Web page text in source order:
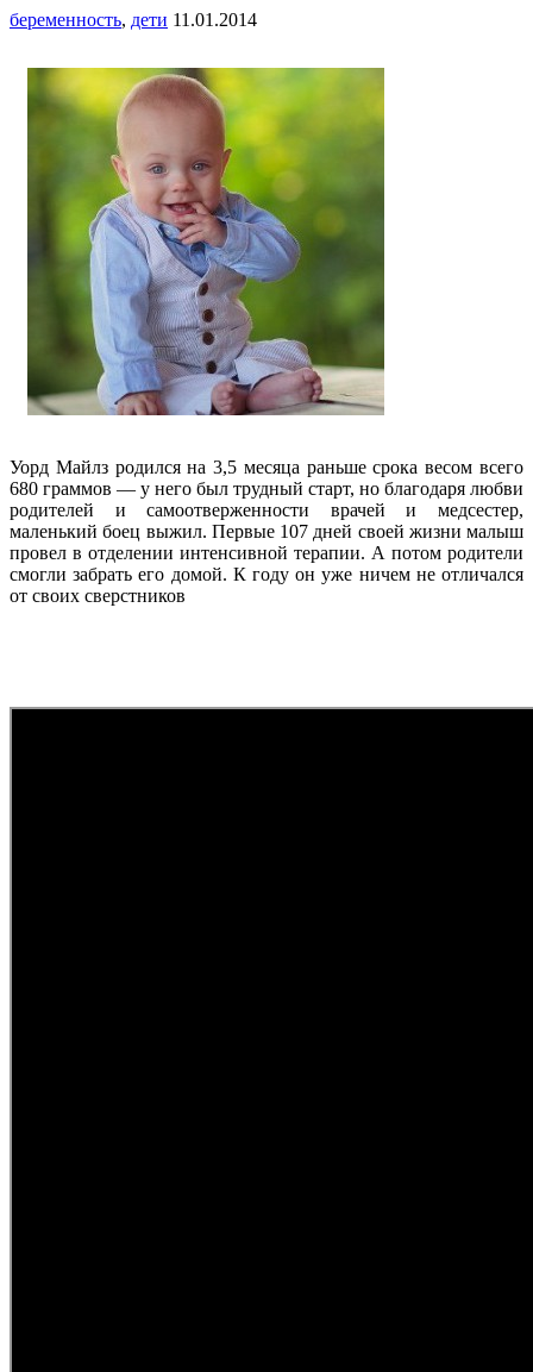
беременность, дети 11.01.2014
Уорд Майлз родился на 3,5 месяца раньше срока весом всего
680 граммов — у него был трудный старт, но благодаря любви
родителей и самоотверженности врачей и медсестер,
маленький боец выжил. Первые 107 дней своей жизни малыш
провел в отделении интенсивной терапии. А потом родители
смогли забрать его домой. К году он уже ничем не отличался
от своих сверстников